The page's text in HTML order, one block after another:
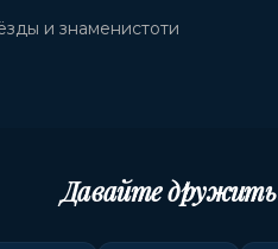
и знаменистоти
Давайте дружить